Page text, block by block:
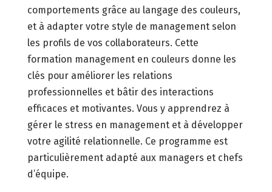
comportements grâce au langage des couleurs,
et à adapter votre style de management selon
les profils de vos collaborateurs. Cette
formation management en couleurs donne les
clés pour améliorer les relations
professionnelles et bâtir des interactions
efficaces et motivantes. Vous y apprendrez à
gérer le stress en management et à développer
votre agilité relationnelle. Ce programme est
particulièrement adapté aux managers et chefs
d’équipe.